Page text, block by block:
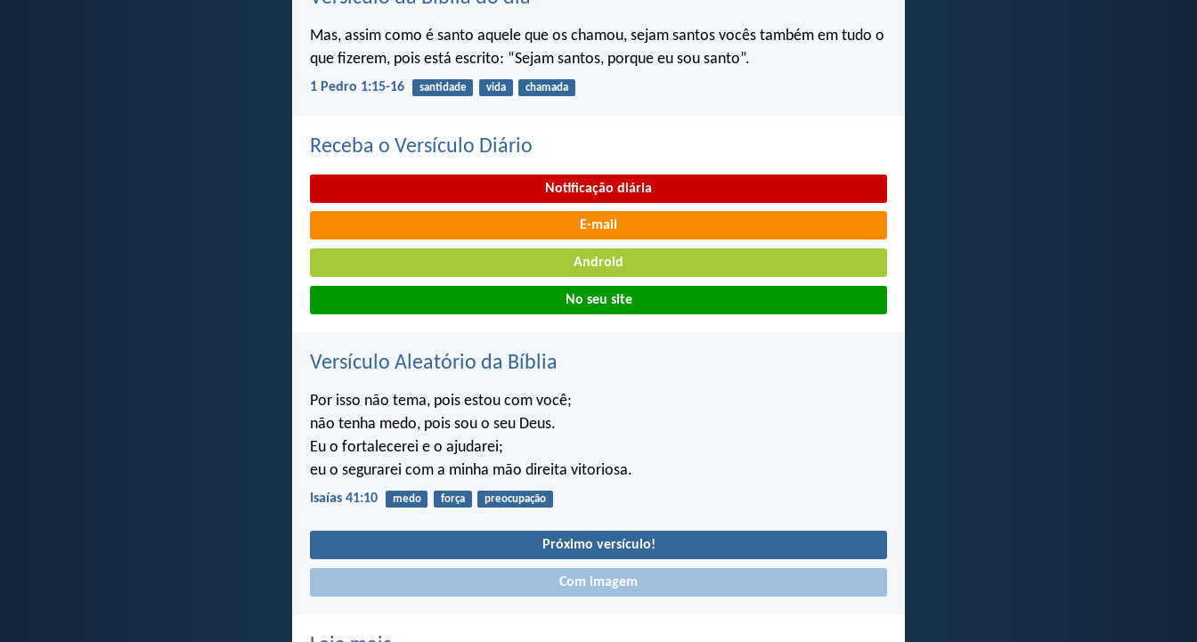
Mas, assim como é santo aquele que os chamou, sejam santos vocês também em tudo o
que fizerem, pois está escrito: “Sejam santos, porque eu sou santo”.
1 Pedro 1:15-16 santidade vida chamada
Receba o Versículo Diário
Notificação diária
E-mail
Android
No seu site
Versículo Aleatório da Bíblia
Por isso não tema, pois estou com você;
não tenha medo, pois sou o seu Deus.
Eu o fortalecerei e o ajudarei;
eu o segurarei com a minha mão direita vitoriosa.
Isaías 41:10 medo força preocupação
Próximo versículo!
Com imagem